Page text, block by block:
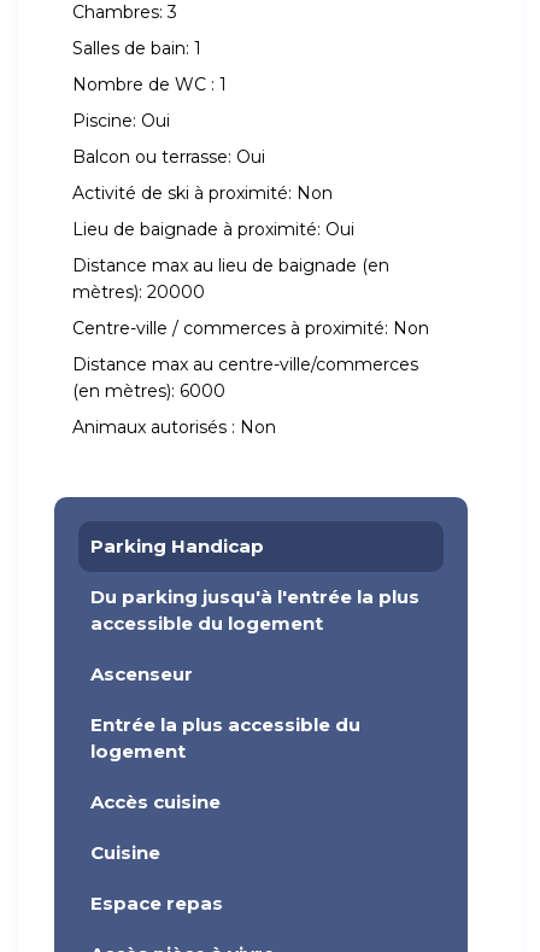
Chambres: 3
Salles de bain: 1
Nombre de WC : 1
Piscine: Oui
Balcon ou terrasse: Oui
Activité de ski à proximité: Non
Lieu de baignade à proximité: Oui
Distance max au lieu de baignade (en
mètres): 20000
Centre-ville / commerces à proximité: Non
Distance max au centre-ville/commerces
(en mètres): 6000
Animaux autorisés : Non
Parking Handicap
Du parking jusqu'à l'entrée la plus
accessible du logement
Ascenseur
Entrée la plus accessible du
logement
Accès cuisine
Cuisine
Espace repas